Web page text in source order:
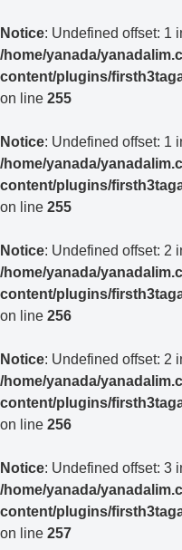
Notice: Undefined offset: 1
/home/yanada/
content/plugins/
on line 255
Notice: Undefined offset: 1
/home/yanada/
content/plugins/
on line 255
Notice: Undefined offset: 2
/home/yanada/
content/plugins/
on line 256
Notice: Undefined offset: 2
/home/yanada/
content/plugins/
on line 256
Notice: Undefined offset: 3
/home/yanada/
content/plugins/
on line 257